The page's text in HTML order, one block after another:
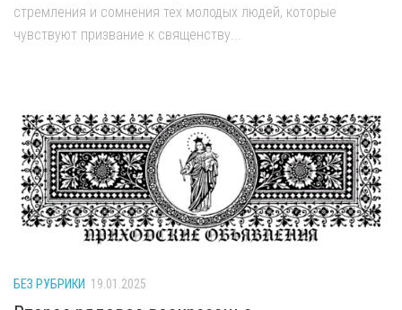
стремления и сомнения тех молодых людей, которые
чувствуют призвание к священству...
БЕЗ РУБРИКИ 19.01.2025